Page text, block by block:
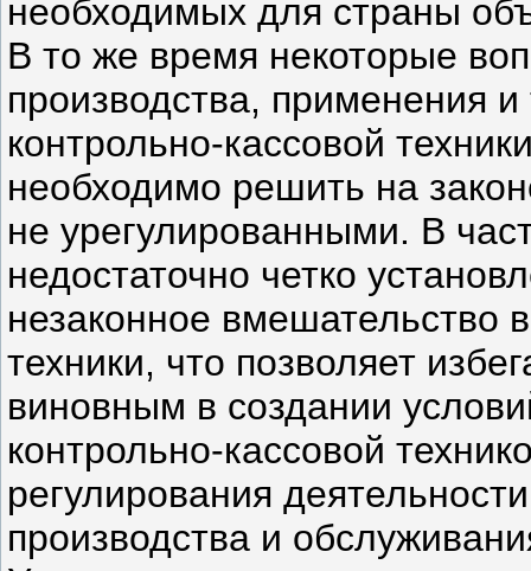
необходимых для страны
В то же время некоторые
производства, применения
контрольно-кассовой
необходимо решить на
не урегулированными. В
недостаточно четко
незаконное вмешательство
техники, что позволяет
виновным в создании
контрольно-кассовой
регулирования
производства и